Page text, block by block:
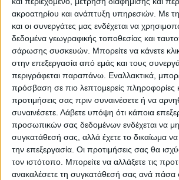
ακροατηρίου και ανάπτυξη υπηρεσιών. Με
και οι συνεργάτες μας ενδέχεται να
δεδομένα γεωγραφικής τοποθεσίας και
σάρωσης συσκευών. Μπορείτε να κάνετε
στην επεξεργασία από εμάς και τους
περιγράφεται παραπάνω. Εναλλακτικά,
πρόσβαση σε πιο λεπτομερείς πληροφορίες
προτιμήσεις σας πριν συναινέσετε ή να
συναινέσετε. Λάβετε υπόψη ότι κάποια
προσωπικών σας δεδομένων ενδέχεται να
συγκατάθεσή σας, αλλά έχετε το δικαίωμα να
την επεξεργασία. Οι προτιμήσεις σας θα
τον ιστότοπο. Μπορείτε να αλλάξετε τις
ανακαλέσετε τη συγκατάθεσή σας ανά πάσα
Ως ημερομηνία λήξης της
υποβολής των προσφορών
7 Οκτωβρίου ενώ η
αποσφράγιση των προσφορών
Παρασκευή 10 Οκτωβρίου
Τελευταίες Ειδήσεις Σήμερα
Ακολούθησε την
ΑΓΩΝ στο Google